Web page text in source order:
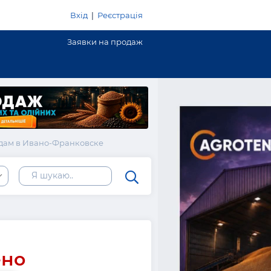
Вхід | Реєстрація
Заявки на продаж
в Ивано-Франковске